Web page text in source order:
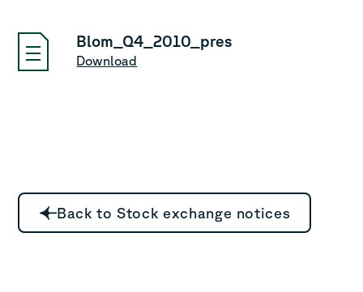
Blom_Q4_2010_pres
Download
Back to Stock exchange notices